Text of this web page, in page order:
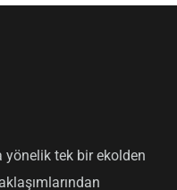
yönelik tek bir ekolden